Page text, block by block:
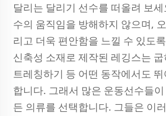
달리는 달리기 선수를 떠올려 보
수의 움직임을 방해하지 않으며,
리고 더욱 편안함을 느낄 수 있도
신축성 소재로 제작된 레깅스는
트레칭하기 등 어떤 동작에서도
합니다. 그래서 많은 운동선수들
든 의류를 선택합니다. 그들은 이